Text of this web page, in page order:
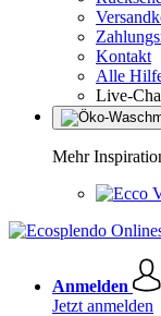
Kontakt
Alle
Live-
Mehr
Anmelden
Jetzt anmelden